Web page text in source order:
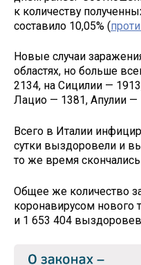
к количеству
составило 10,05% (
Новые случаи
областях, но больше
2134, на Сицилии —
Лацио — 1381, Апулии
Всего в Италии
сутки выздоровели и
то же время
Общее же количество
коронавирусом нового
и 1 653 404